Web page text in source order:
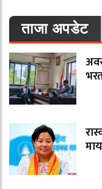
ताजा अपडेट